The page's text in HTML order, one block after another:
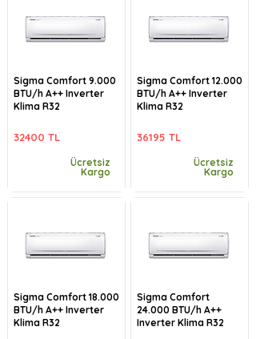
Sigma Comfort 9.000
BTU/h A++ Inverter
Klima R32
32400 TL
Ücretsiz
Kargo
Sigma Comfort 18.000
BTU/h A++ Inverter
Klima R32
Sigma Comfort 12.000
BTU/h A++ Inverter
Klima R32
36195 TL
Ücretsiz
Kargo
Sigma Comfort
24.000 BTU/h A++
Inverter Klima R32